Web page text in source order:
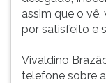
assim que o
por satisfeito e
Vivaldino
telefone sobre